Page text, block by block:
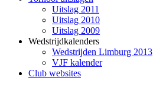
Uitslag 2011
Uitslag 2010
Uitslag 2009
Wedstrijdkalenders
Wedstrijden Limburg 2013
VJF kalender
Club websites